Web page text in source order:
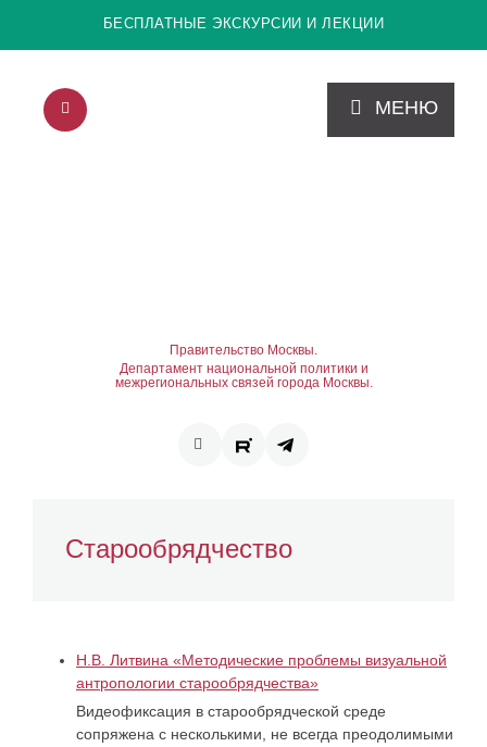
БЕСПЛАТНЫЕ ЭКСКУРСИИ И ЛЕКЦИИ
МЕНЮ
Правительство Москвы.
Департамент национальной политики и
межрегиональных связей города Москвы.
Старообрядчество
Н.В. Литвина «Методические проблемы визуальной
антропологии старообрядчества»
Видеофиксация в старообрядческой среде
сопряжена с несколькими, не всегда преодолимыми